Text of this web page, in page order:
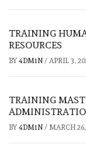
TRAINING
RESOURCES
BY 4DM1N / APRIL 3,
TRAINING
BY 4DM1N / MARCH